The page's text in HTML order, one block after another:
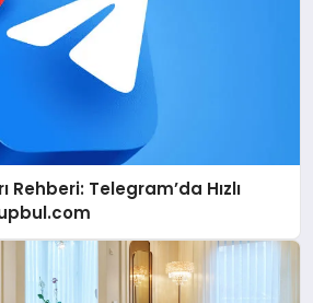
Telegram’da Hızlı